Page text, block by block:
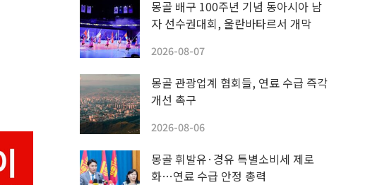
몽골 배구 100주년 기념 동아시아 남
자 선수권대회, 울란바타르서 개막
2026-08-07
몽골 관광업계 협회들, 연료 수급 즉각
개선 촉구
2026-08-06
몽골 휘발유·경유 특별소비세 제로
화…연료 수급 안정 총력